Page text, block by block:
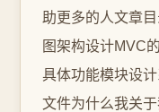
助更多的人文章
图架构设计MVC
具体功能模块设
文件为什么我关